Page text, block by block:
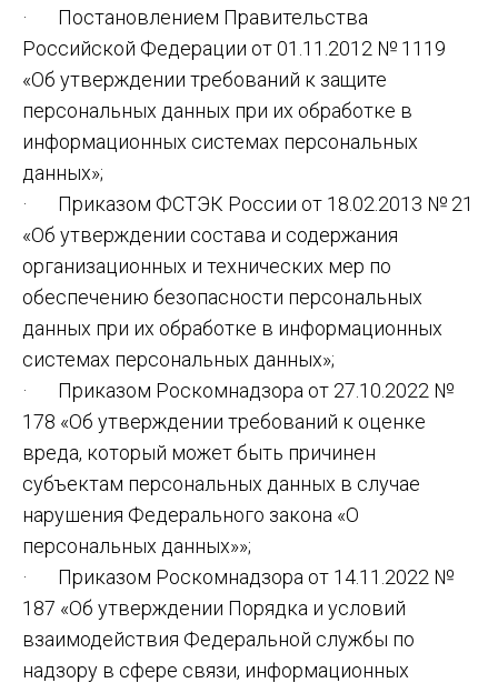
· Постановлением Правительства
Российской Федерации от 01.11.2012 № 1119
«Об утверждении требований к защите
персональных данных при их обработке в
информационных системах персональных
данных»;
· Приказом ФСТЭК России от 18.02.2013 № 21
«Об утверждении состава и содержания
организационных и технических мер по
обеспечению безопасности персональных
данных при их обработке в информационных
системах персональных данных»;
· Приказом Роскомнадзора от 27.10.2022 №
178 «Об утверждении требований к оценке
вреда, который может быть причинен
субъектам персональных данных в случае
нарушения Федерального закона «О
персональных данных»»;
· Приказом Роскомнадзора от 14.11.2022 №
187 «Об утверждении Порядка и условий
взаимодействия Федеральной службы по
надзору в сфере связи, информационных